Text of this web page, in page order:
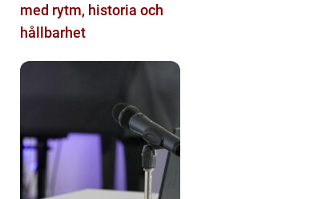
med rytm, historia och
hållbarhet